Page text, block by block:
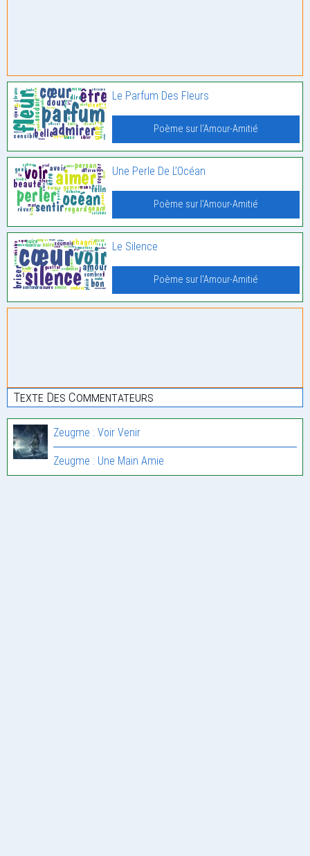
Le Parfum Des Fleurs
Poème sur l'Amour-Amitié
Une Perle De L’Océan
Poème sur l'Amour-Amitié
Le Silence
Poème sur l'Amour-Amitié
Texte Des Commentateurs
Zeugme : Voir Venir
Zeugme : Une Main Amie